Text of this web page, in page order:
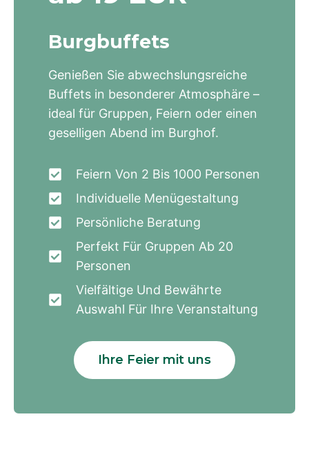
Burgbuffets
Genießen Sie abwechslungsreiche
Buffets in besonderer Atmosphäre –
ideal für Gruppen, Feiern oder einen
geselligen Abend im Burghof.
Feiern Von 2 Bis 1000 Personen
Individuelle Menügestaltung
Persönliche Beratung
Perfekt Für Gruppen Ab 20
Personen
Vielfältige Und Bewährte
Auswahl Für Ihre Veranstaltung
Ihre Feier mit uns